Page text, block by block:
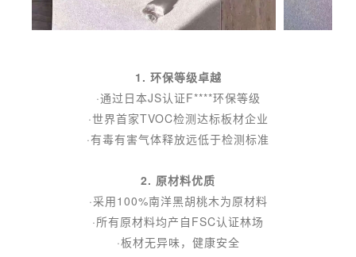
1. 环保等级卓越
·通过日本JS认证F****环保等级
·世界首家TVOC检测达标板材企业
·有毒有害气体释放远低于检测标准
2. 原材料优质
·采用100%南洋黑胡桃木为原材料
·所有原材料均产自FSC认证林场
·板材无异味，健康安全